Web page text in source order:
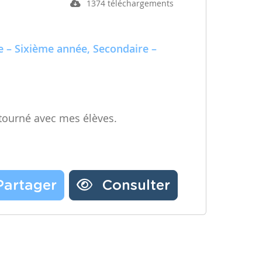
1374 téléchargements
– Sixième année, Secondaire –
avec mes élèves.
Consulter